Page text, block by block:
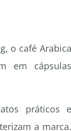
o café Arabica
em cápsulas
práticos e
a marca.